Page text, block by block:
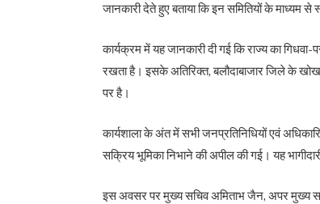
जानकारी देते हुए बताया कि इन समितियों के माध्यम
कार्यक्रम में यह जानकारी दी गई कि राज्य का
रखता है। इसके अतिरिक्त, बलौदाबाजार जिले के
पर है।
कार्यशाला के अंत में सभी जनप्रतिनिधियों एवं
सक्रिय भूमिका निभाने की अपील की गई। यह
इस अवसर पर मुख्य सचिव अमिताभ जैन, अपर मुख्य